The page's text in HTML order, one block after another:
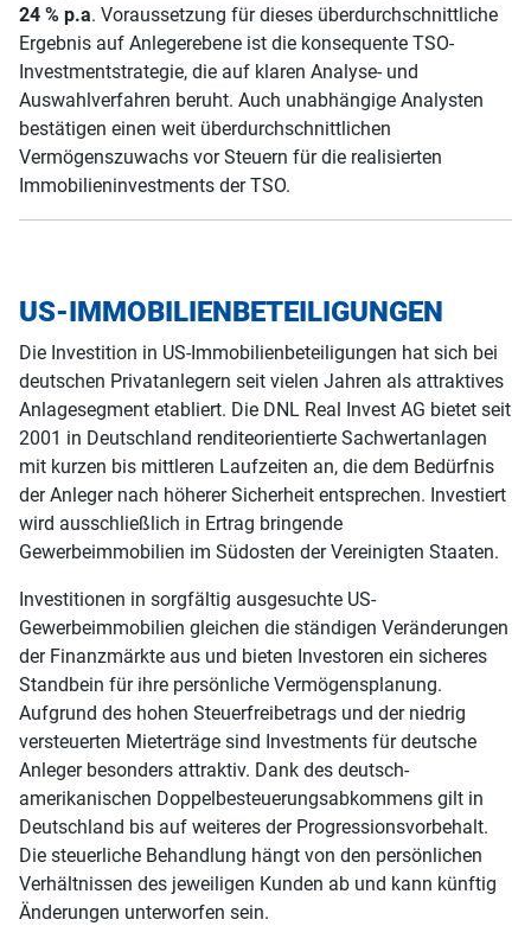
24 % p.a. Voraussetzung für dieses überdurchschnittliche
Ergebnis auf Anlegerebene ist die konsequente TSO-
Investmentstrategie, die auf klaren Analyse- und
Auswahlverfahren beruht. Auch unabhängige Analysten
bestätigen einen weit überdurchschnittlichen
Vermögenszuwachs vor Steuern für die realisierten
Immobilieninvestments der TSO.
US-IMMOBILIENBETEILIGUNGEN
Die Investition in US-Immobilienbeteiligungen hat sich bei
deutschen Privatanlegern seit vielen Jahren als attraktives
Anlagesegment etabliert. Die DNL Real Invest AG bietet seit
2001 in Deutschland renditeorientierte Sachwertanlagen
mit kurzen bis mittleren Laufzeiten an, die dem Bedürfnis
der Anleger nach höherer Sicherheit entsprechen. Investiert
wird ausschließlich in Ertrag bringende
Gewerbeimmobilien im Südosten der Vereinigten Staaten.
Investitionen in sorgfältig ausgesuchte US-
Gewerbeimmobilien gleichen die ständigen Veränderungen
der Finanzmärkte aus und bieten Investoren ein sicheres
Standbein für ihre persönliche Vermögensplanung.
Aufgrund des hohen Steuerfreibetrags und der niedrig
versteuerten Mieterträge sind Investments für deutsche
Anleger besonders attraktiv. Dank des deutsch-
amerikanischen Doppelbesteuerungsabkommens gilt in
Deutschland bis auf weiteres der Progressionsvorbehalt.
Die steuerliche Behandlung hängt von den persönlichen
Verhältnissen des jeweiligen Kunden ab und kann künftig
Änderungen unterworfen sein.